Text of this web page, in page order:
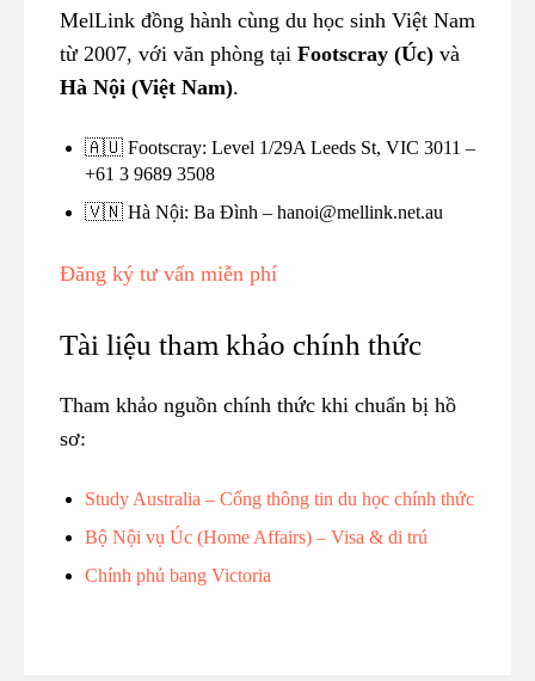
MelLink đồng hành cùng du học sinh Việt Nam
từ 2007, với văn phòng tại Footscray (Úc) và
Hà Nội (Việt Nam).
🇦🇺 Footscray: Level 1/29A Leeds St, VIC 3011 –
+61 3 9689 3508
🇻🇳 Hà Nội: Ba Đình – hanoi@mellink.net.au
Đăng ký tư vấn miễn phí
Tài liệu tham khảo chính thức
Tham khảo nguồn chính thức khi chuẩn bị hồ
sơ:
Study Australia – Cổng thông tin du học chính thức
Bộ Nội vụ Úc (Home Affairs) – Visa & di trú
Chính phủ bang Victoria